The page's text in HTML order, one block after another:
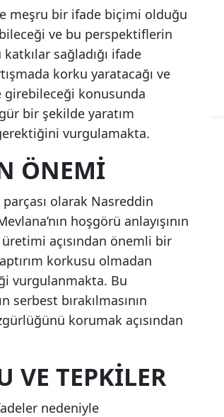
meşru bir ifade biçimi olduğu
ve bu perspektiflerin
sağladığı ifade
korku yaratacağı ve
girebileceği konusunda
bir şekilde yaratım
vurgulamakta.
ÖNEMI
olarak Nasreddin
hoşgörü anlayışının
açısından önemli bir
korkusu olmadan
vurgulanmakta. Bu
serbest bırakılmasının
korumak açısından
VE TEPKILER
nedeniyle